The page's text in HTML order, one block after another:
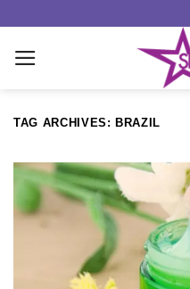
content
TAG ARCHIVES: BRAZIL